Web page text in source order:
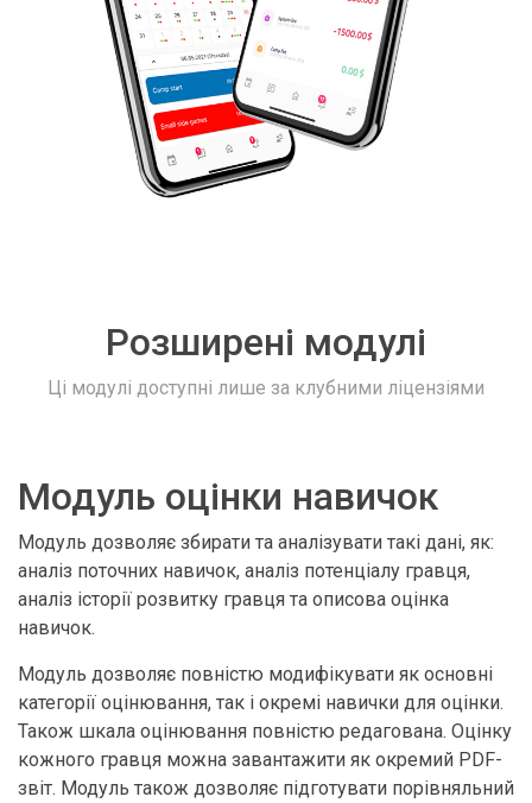
Розширені модулі
Ці модулі доступні лише за клубними ліцензіями
Модуль оцінки навичок
Модуль дозволяє збирати та аналізувати такі дані, як:
аналіз поточних навичок, аналіз потенціалу гравця,
аналіз історії розвитку гравця та описова оцінка
навичок.
Модуль дозволяє повністю модифікувати як основні
категорії оцінювання, так і окремі навички для оцінки.
Також шкала оцінювання повністю редагована. Оцінку
кожного гравця можна завантажити як окремий PDF-
звіт. Модуль також дозволяє підготувати порівняльний